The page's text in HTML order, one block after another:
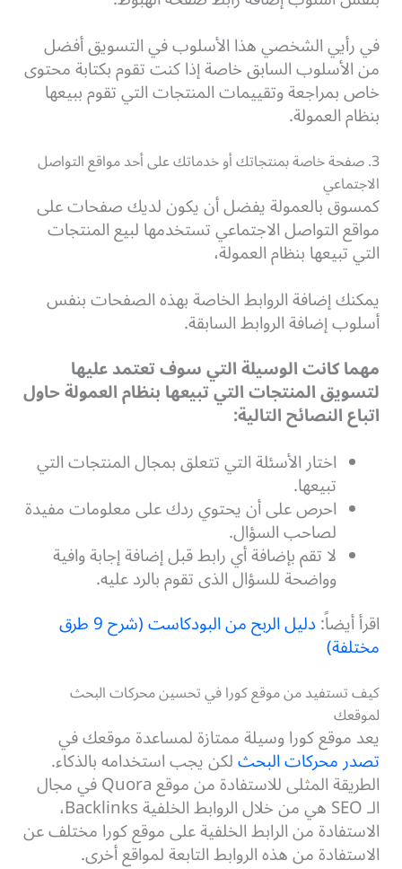
في رأيي الشخصي هذا الأسلوب في التسويق أفضل
من الأسلوب السابق خاصة إذا كنت تقوم بكتابة محتوى
خاصبمراجعة وتقييمات المنتجاتالتي تقوم ببيعها
بنظام العمولة.
3. صفحة خاصة بمنتجاتك أو خدماتك على أحد مواقع التواصل
الاجتماعي
كمسوق بالعمولة يفضل أن يكون لديكصفحات على
مواقع التواصل الاجتماعيتستخدمها لبيع المنتجات
التي تبيعها بنظام العمولة،
يمكنك إضافة الروابط الخاصة بهذه الصفحات بنفس
أسلوب إضافة الروابط السابقة.
مهما كانت الوسيلة التي سوف تعتمد عليها
لتسويق المنتجات التي تبيعها بنظام العمولة حاول
اتباع النصائح التالية:
اختار الأسئلة التي تتعلق بمجال المنتجات التي
تبيعها.
احرص على أن يحتوي ردك على معلومات مفيدة
لصاحب السؤال.
لا تقم بإضافة أي رابط قبل إضافة إجابة وافية
وواضحة للسؤال الذى تقوم بالرد عليه.
اقرأ أيضاً:
دليل الربح من البودكاست (شرح 9 طرق
مختلفة)
كيف تستفيد من موقع كورا في تحسين محركات البحث
لموقعك
يعد موقع كورا وسيلة ممتازة لمساعدة موقعك في
تصدر محركات البحثلكن يجب استخدامه بالذكاء.
الطريقة المثلى للاستفادة من موقع Quora في مجال
الـ SEO هي من خلال الروابط الخلفية Backlinks،
الاستفادة من الرابط الخلفية على موقع كورا مختلف عن
الاستفادة من هذه الروابط التابعة لمواقع أخرى.